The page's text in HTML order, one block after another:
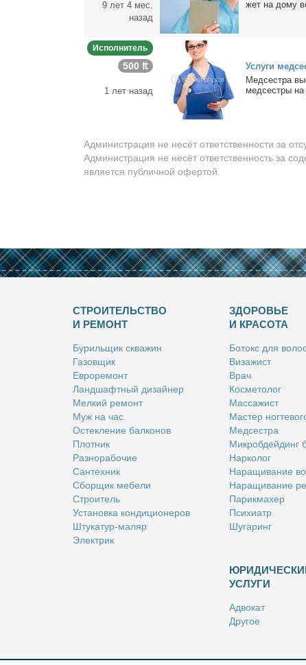
9 лет 4 мес.
назад
жет на до­му
Исполнитель
500 ₶
1 лет назад
Услу­ги
Мед­сест­ра
мед­сест­ры
Администрация не несёт ответственности за
Администрация не несёт ответственность за
является публичной офертой.
СТРОИТЕЛЬСТВО
И РЕМОНТ
Бу­риль­щик сква­жин
Га­зов­щик
Ев­ро­ре­монт
Ланд­шафт­ный ди­зай­нер
Мел­кий ре­монт
Муж на час
Остек­ле­ние бал­ко­нов
Плот­ник
Раз­но­ра­бо­чие
Сан­тех­ник
Сбор­щик ме­бе­ли
Стро­и­тель
Уста­нов­ка кон­ди­ци­о­не­ров
Шту­ка­тур-ма­ляр
Элек­трик
ЗДОРОВЬЕ
И КРАСОТА
Бо­токс для
Ви­за­жист
Врач
Кос­ме­то­лог
Мас­са­жист
Ма­стер
Мед­сест­ра
Мик­роб­дей­динг
Нар­ко­лог
На­ра­щи­ва­ние
На­ра­щи­ва­ние
Па­рик­махер
Пси­хи­атр
Шу­га­ринг
УСЛУГИ
Адво­кат
Дру­гое
Ри­эл­тор